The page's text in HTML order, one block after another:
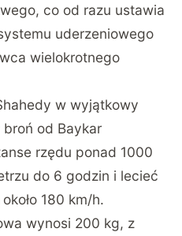
co od razu ustawia
uderzeniowego
wielokrotnego
w wyjątkowy
broń od Baykar
rzędu ponad 1000
do 6 godzin i lecieć
180 km/h.
wynosi 200 kg, z